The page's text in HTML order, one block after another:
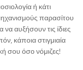
ή κάτι
παρασίτου
αυξήσουν τις ίδιες
κάποια στιγμιαία
σου όσο νόμιζες!